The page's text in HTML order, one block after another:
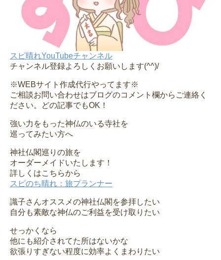
スピ晴れYouTubeチャンネル
チャンネル登録よろしくお願いします(^^)/
※WEBサイト作成代行やってます※
ご相談お問い合わせはブログのコメント欄からご連絡く
ださい。どの記事でもOK！
強い力をもった神仏のいる寺社を
巡ってみたい方へ
神社仏閣巡りの旅を
オーダーメイドいたします！
詳しくはこちらから
スピのち晴れ：旅プランナー
識子さんオススメの神社仏閣を参拝したい
自分も素敵な神仏のご利益を受け取りたい
せっかくなら
他にも紹介されてた所はないかな
欲張りすぎない程度に効率よくまわりたい